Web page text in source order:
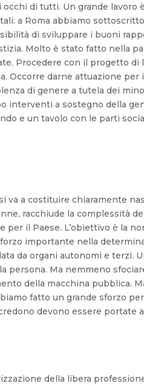
di tutti. Un grande
a Roma abbiamo
di sviluppare i buoni
Molto è stato fatto nella
Procedere con il progetto di
Occorre darne attuazione
di genere a tutela dei
interventi a sostegno della
e un tavolo con le parti
va a costituire chiaramente
racchiude la complessità
il Paese. L’obiettivo è la
importante nella
da organi autonomi e terzi.
persona. Ma nemmeno
della macchina pubblica.
fatto un grande sforzo
devono essere portate
della libera